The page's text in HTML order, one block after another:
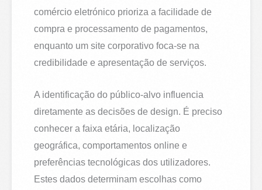
comércio eletrónico prioriza a facilidade de
compra e processamento de pagamentos,
enquanto um site corporativo foca-se na
credibilidade e apresentação de serviços.
A identificação do público-alvo influencia
diretamente as decisões de design. É preciso
conhecer a faixa etária, localização
geográfica, comportamentos online e
preferências tecnológicas dos utilizadores.
Estes dados determinam escolhas como